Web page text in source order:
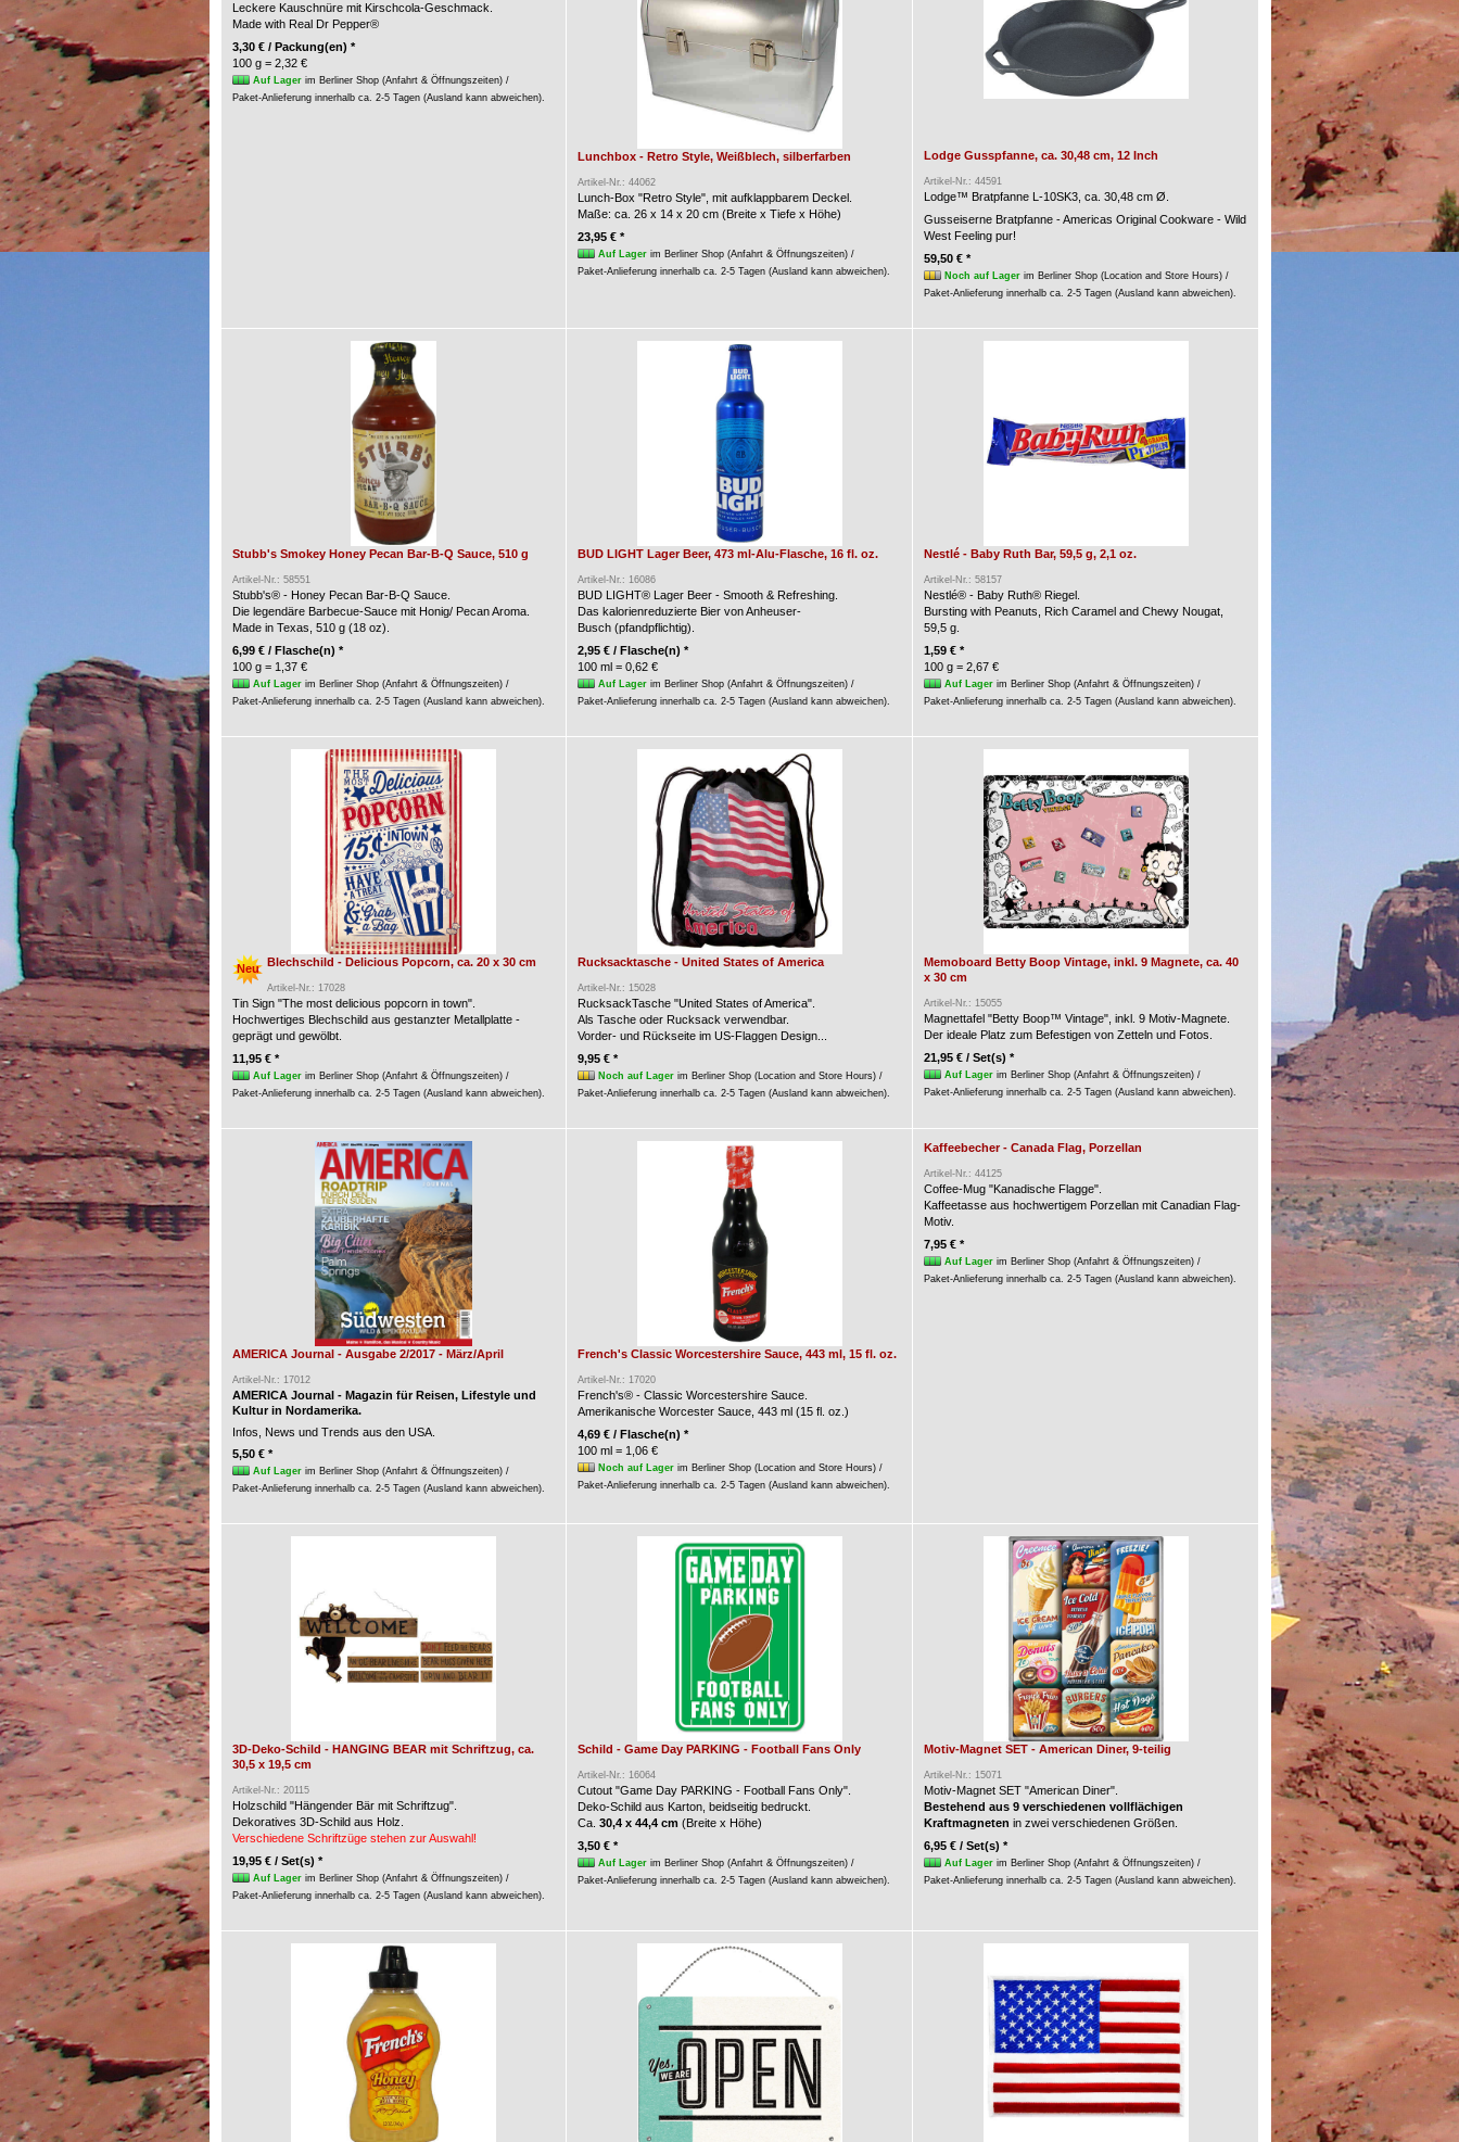
Leckere Kauschnüre mit Kirschcola-Geschmack.
Made with Real Dr Pepper®
3,30 € / Packung(en) *
100 g = 2,32 €
Auf Lager im Berliner Shop (Anfahrt & Öffnungszeiten) /
Paket-Anlieferung innerhalb ca. 2-5 Tagen (Ausland kann abweichen).
Lunchbox - Retro Style, Weißblech, silberfarben
Artikel-Nr.: 44062
Lunch-Box "Retro Style", mit aufklappbarem Deckel.
Maße: ca. 26 x 14 x 20 cm (Breite x Tiefe x Höhe)
23,95 € *
Auf Lager im Berliner Shop (Anfahrt & Öffnungszeiten) /
Paket-Anlieferung innerhalb ca. 2-5 Tagen (Ausland kann abweichen).
Lodge Gusspfanne, ca. 30,48 cm, 12 Inch
Artikel-Nr.: 44591
Lodge™ Bratpfanne L-10SK3, ca. 30,48 cm Ø.
Gusseiserne Bratpfanne - Americas Original Cookware - Wild
West Feeling pur!
59,50 € *
Noch auf Lager im Berliner Shop (Location and Store Hours) /
Paket-Anlieferung innerhalb ca. 2-5 Tagen (Ausland kann abweichen).
Stubb's Smokey Honey Pecan Bar-B-Q Sauce, 510 g
Artikel-Nr.: 58551
Stubb's® - Honey Pecan Bar-B-Q Sauce.
Die legendäre Barbecue-Sauce mit Honig/ Pecan Aroma.
Made in Texas, 510 g (18 oz).
6,99 € / Flasche(n) *
100 g = 1,37 €
Auf Lager im Berliner Shop (Anfahrt & Öffnungszeiten) /
Paket-Anlieferung innerhalb ca. 2-5 Tagen (Ausland kann abweichen).
BUD LIGHT Lager Beer, 473 ml-Alu-Flasche, 16 fl. oz.
Artikel-Nr.: 16086
BUD LIGHT® Lager Beer - Smooth & Refreshing.
Das kalorienreduzierte Bier von Anheuser-
Busch (pfandpflichtig).
2,95 € / Flasche(n) *
100 ml = 0,62 €
Auf Lager im Berliner Shop (Anfahrt & Öffnungszeiten) /
Paket-Anlieferung innerhalb ca. 2-5 Tagen (Ausland kann abweichen).
Nestlé - Baby Ruth Bar, 59,5 g, 2,1 oz.
Artikel-Nr.: 58157
Nestlé® - Baby Ruth® Riegel.
Bursting with Peanuts, Rich Caramel and Chewy Nougat,
59,5 g.
1,59 € *
100 g = 2,67 €
Auf Lager im Berliner Shop (Anfahrt & Öffnungszeiten) /
Paket-Anlieferung innerhalb ca. 2-5 Tagen (Ausland kann abweichen).
Neu Blechschild - Delicious Popcorn, ca. 20 x 30 cm
Artikel-Nr.: 17028
Tin Sign "The most delicious popcorn in town".
Hochwertiges Blechschild aus gestanzter Metallplatte -
geprägt und gewölbt.
11,95 € *
Auf Lager im Berliner Shop (Anfahrt & Öffnungszeiten) /
Paket-Anlieferung innerhalb ca. 2-5 Tagen (Ausland kann abweichen).
Rucksacktasche - United States of America
Artikel-Nr.: 15028
RucksackTasche "United States of America".
Als Tasche oder Rucksack verwendbar.
Vorder- und Rückseite im US-Flaggen Design...
9,95 € *
Noch auf Lager im Berliner Shop (Location and Store Hours) /
Paket-Anlieferung innerhalb ca. 2-5 Tagen (Ausland kann abweichen).
Memoboard Betty Boop Vintage, inkl. 9 Magnete, ca. 40
x 30 cm
Artikel-Nr.: 15055
Magnettafel "Betty Boop™ Vintage", inkl. 9 Motiv-Magnete.
Der ideale Platz zum Befestigen von Zetteln und Fotos.
21,95 € / Set(s) *
Auf Lager im Berliner Shop (Anfahrt & Öffnungszeiten) /
Paket-Anlieferung innerhalb ca. 2-5 Tagen (Ausland kann abweichen).
AMERICA Journal - Ausgabe 2/2017 - März/April
Artikel-Nr.: 17012
AMERICA Journal - Magazin für Reisen, Lifestyle und
Kultur in Nordamerika.
Infos, News und Trends aus den USA.
5,50 € *
Auf Lager im Berliner Shop (Anfahrt & Öffnungszeiten) /
Paket-Anlieferung innerhalb ca. 2-5 Tagen (Ausland kann abweichen).
French's Classic Worcestershire Sauce, 443 ml, 15 fl. oz.
Artikel-Nr.: 17020
French's® - Classic Worcestershire Sauce.
Amerikanische Worcester Sauce, 443 ml (15 fl. oz.)
4,69 € / Flasche(n) *
100 ml = 1,06 €
Noch auf Lager im Berliner Shop (Location and Store Hours) /
Paket-Anlieferung innerhalb ca. 2-5 Tagen (Ausland kann abweichen).
Kaffeebecher - Canada Flag, Porzellan
Artikel-Nr.: 44125
Coffee-Mug "Kanadische Flagge".
Kaffeetasse aus hochwertigem Porzellan mit Canadian Flag-
Motiv.
7,95 € *
Auf Lager im Berliner Shop (Anfahrt & Öffnungszeiten) /
Paket-Anlieferung innerhalb ca. 2-5 Tagen (Ausland kann abweichen).
3D-Deko-Schild - HANGING BEAR mit Schriftzug, ca.
30,5 x 19,5 cm
Artikel-Nr.: 20115
Holzschild "Hängender Bär mit Schriftzug".
Dekoratives 3D-Schild aus Holz.
Verschiedene Schriftzüge stehen zur Auswahl!
19,95 € / Set(s) *
Auf Lager im Berliner Shop (Anfahrt & Öffnungszeiten) /
Paket-Anlieferung innerhalb ca. 2-5 Tagen (Ausland kann abweichen).
Schild - Game Day PARKING - Football Fans Only
Artikel-Nr.: 16064
Cutout "Game Day PARKING - Football Fans Only".
Deko-Schild aus Karton, beidseitig bedruckt.
Ca.30,4 x 44,4 cm (Breite x Höhe)
3,50 € *
Auf Lager im Berliner Shop (Anfahrt & Öffnungszeiten) /
Paket-Anlieferung innerhalb ca. 2-5 Tagen (Ausland kann abweichen).
Motiv-Magnet SET - American Diner, 9-teilig
Artikel-Nr.: 15071
Motiv-Magnet SET "American Diner".
Bestehend aus 9 verschiedenen vollflächigen
Kraftmagneten in zwei verschiedenen Größen.
6,95 € / Set(s) *
Auf Lager im Berliner Shop (Anfahrt & Öffnungszeiten) /
Paket-Anlieferung innerhalb ca. 2-5 Tagen (Ausland kann abweichen).